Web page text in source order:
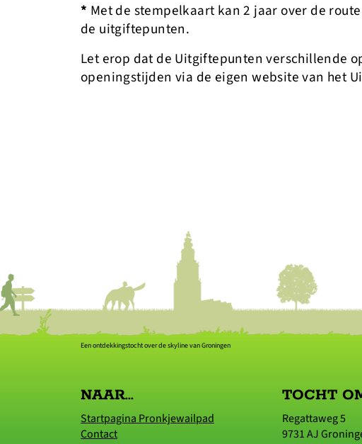
* Met de stempelkaart kan 2 jaar over de
de uitgiftepunten.
Let erop dat de Uitgiftepunten verschillende
openingstijden via de eigen website van het
Een ontdekkingstocht over de skyline van Groningen
NAAR...
Startpagina Pronkjewailpad
Contact
TOCHT
Regattaweg 5
9731 AJ